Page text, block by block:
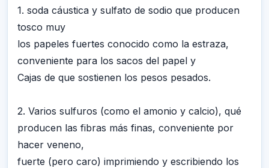
1. soda cáustica y sulfato de sodio que producen
tosco muy
los papeles fuertes conocido como la estraza,
conveniente para los sacos del papel y
Cajas de que sostienen los pesos pesados.
2. Varios sulfuros (como el amonio y calcio), qué
producen las fibras más finas, conveniente por
hacer veneno,
fuerte (pero caro) imprimiendo y escribiendo los